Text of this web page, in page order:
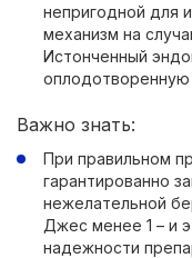
непригодной для
механизм на
Истонченный
оплодотворенную
Важно знать:
При правильном
гарантированно
нежелательной
Джес менее 1 – и
надежности